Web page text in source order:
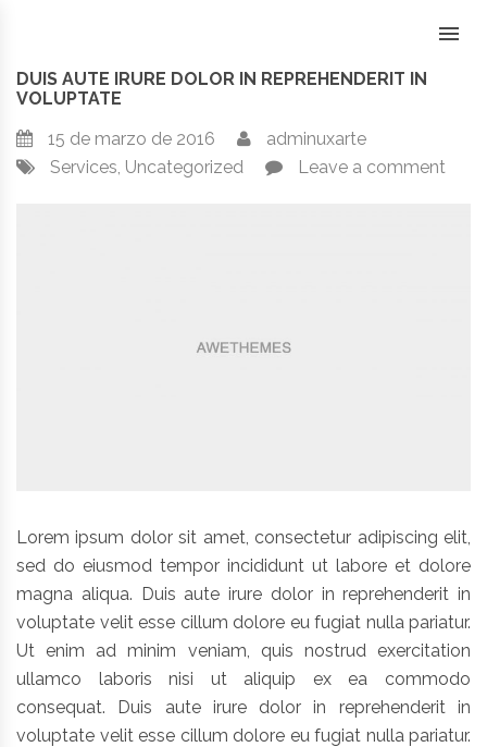
content
DUIS AUTE IRURE DOLOR IN REPREHENDERIT IN
VOLUPTATE
15 de marzo de 2016
adminuxarte
Services, Uncategorized Leave a comment
Lorem ipsum dolor sit amet, consectetur adipiscing elit,
sed do eiusmod tempor incididunt ut labore et dolore
magna aliqua. Duis aute irure dolor in reprehenderit in
voluptate velit esse cillum dolore eu fugiat nulla pariatur.
Ut enim ad minim veniam, quis nostrud exercitation
ullamco laboris nisi ut aliquip ex ea commodo
consequat. Duis aute irure dolor in reprehenderit in
voluptate velit esse cillum dolore eu fugiat nulla pariatur.